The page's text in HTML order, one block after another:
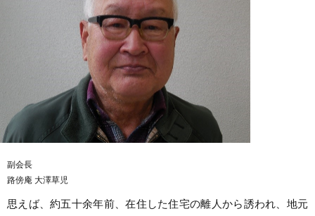
副会長
路傍庵 大澤草児
思えば、約五十余年前、在住した住宅の離人から誘われ、地元